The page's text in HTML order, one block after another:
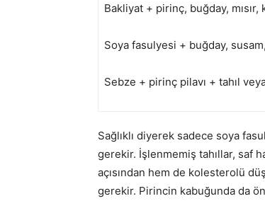
Bakliyat + pirinç, buğday,
Soya fasulyesi + buğday, susam,
Sebze + pirinç pilavı + tahıl
Sağlıklı diyerek sadece soya
gerekir. İşlenmemiş tahıllar, saf
açısından hem de kolesterolü
gerekir. Pirincin kabuğunda da